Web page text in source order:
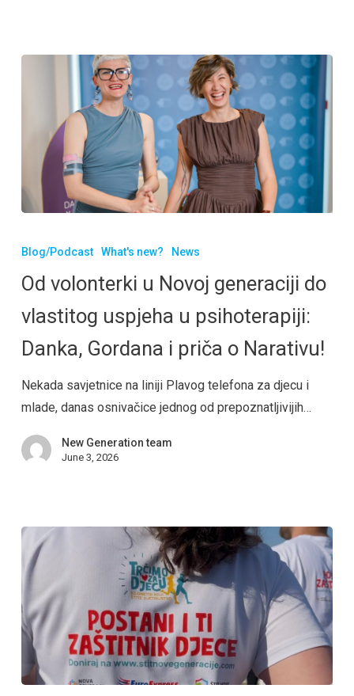
Blog/Podcast What's new? News
Od volonterki u Novoj generaciji do
vlastitog uspjeha u psihoterapiji:
Danka, Gordana i priča o Narativu!
Nekada savjetnice na liniji Plavog telefona za djecu i
mlade, danas osnivačice jednog od prepoznatljivijih…
New Generation team
June 3, 2026